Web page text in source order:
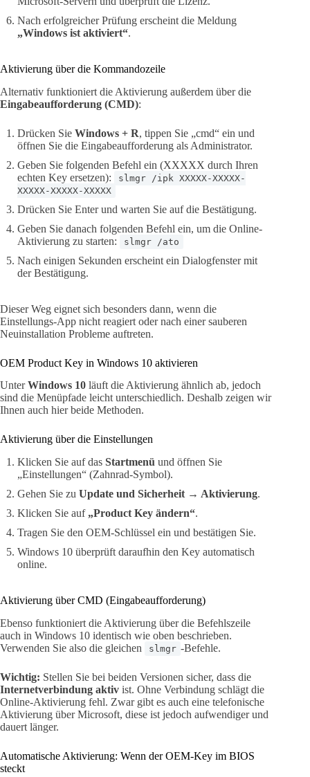
Nach erfolgreicher Prüfung erscheint die Meldung
„Windows ist aktiviert“.
Aktivierung über die Kommandozeile
Alternativ funktioniert die Aktivierung außerdem über die
Eingabeaufforderung (CMD):
Drücken Sie Windows + R, tippen Sie „cmd“ ein und
öffnen Sie die Eingabeaufforderung als Administrator.
Geben Sie folgenden Befehl ein (XXXXX durch Ihren
echten Key ersetzen):
slmgr /ipk XXXXX-XXXXX-
XXXXX-XXXXX-XXXXX
Drücken Sie Enter und warten Sie auf die Bestätigung.
Geben Sie danach folgenden Befehl ein, um die Online-
Aktivierung zu starten:
slmgr /ato
Nach einigen Sekunden erscheint ein Dialogfenster mit
der Bestätigung.
Dieser Weg eignet sich besonders dann, wenn die
Einstellungs-App nicht reagiert oder nach einer sauberen
Neuinstallation Probleme auftreten.
OEM Product Key in Windows 10 aktivieren
UnterWindows 10 läuft die Aktivierung ähnlich ab, jedoch
sind die Menüpfade leicht unterschiedlich. Deshalb zeigen wir
Ihnen auch hier beide Methoden.
Aktivierung über die Einstellungen
Klicken Sie auf das Startmenü und öffnen Sie
„Einstellungen“ (Zahnrad-Symbol).
Gehen Sie zu Update und Sicherheit → Aktivierung.
Klicken Sie auf „Product Key ändern“.
Tragen Sie den OEM-Schlüssel ein und bestätigen Sie.
Windows 10 überprüft daraufhin den Key automatisch
online.
Aktivierung über CMD (Eingabeaufforderung)
Ebenso funktioniert die Aktivierung über die Befehlszeile
auch in Windows 10 identisch wie oben beschrieben.
Verwenden Sie also die gleichen
slmgr -Befehle.
Wichtig: Stellen Sie bei beiden Versionen sicher, dass die
Internetverbindung aktiv ist. Ohne Verbindung schlägt die
Online-Aktivierung fehl. Zwar gibt es auch eine telefonische
Aktivierung über Microsoft, diese ist jedoch aufwendiger und
dauert länger.
Automatische Aktivierung: Wenn der OEM-Key im BIOS
steckt